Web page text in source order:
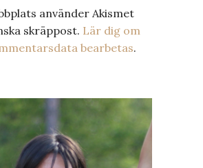
använder Akismet
skräppost. Lär dig om
bearbetas.